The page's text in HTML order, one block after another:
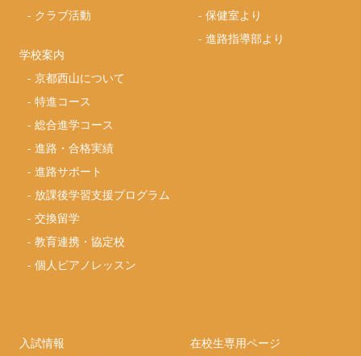
- クラブ活動
学校案内
-京都西山について
-特進コース
-総合進学コース
-進路・合格実績
-進路サポート
- 放課後学習支援プログラム
-交換留学
-教育連携・協定校
-個人ピアノレッスン
-保健室より
-進路指導部より
入試情報
在校生専用ページ